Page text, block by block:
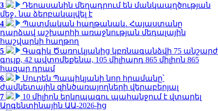
3
Դերասանին մեղադրում են մանկապղծության
մեջ․ նա ձերբակալվել է
4
Պատմական հաղթանակ․ Հայաստանը
դարձավ աշխարհի առաջնության մեդալային
հաշվարկի հաղթող
5
Գագիկ Ծառուկյանից կբռնագանձվի 75 անշարժ
գույք, 42 ավտոմեքենա, 105 միլիարդ 865 միլիոն 865
հազար դրամ
6
Սուրեն Պապիկյանի նոր հրամանը՝
ժամկետային զինծառայողների վերաբերյալ
7
10 միլիոն երկրպագու պահանջում է վտարել
Արգենտինային ԱԱ-2026-ից